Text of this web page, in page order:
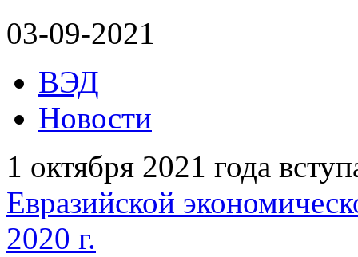
03-09-2021
ВЭД
Новости
1 октября 2021 года
Евразийской
2020 г.